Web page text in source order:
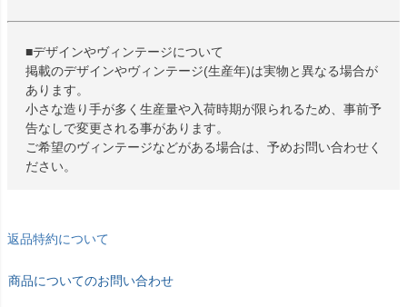
■デザインやヴィンテージについて
掲載のデザインやヴィンテージ(生産年)は実物と異なる場合が
あります。
小さな造り手が多く生産量や入荷時期が限られるため、事前予
告なしで変更される事があります。
ご希望のヴィンテージなどがある場合は、予めお問い合わせく
ださい。
返品特約について
商品についてのお問い合わせ